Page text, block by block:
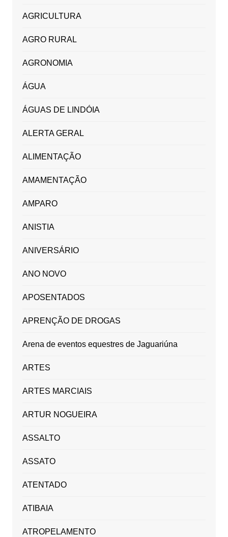
AGRICULTURA
AGRO RURAL
AGRONOMIA
ÁGUA
ÁGUAS DE LINDÓIA
ALERTA GERAL
ALIMENTAÇÃO
AMAMENTAÇÃO
AMPARO
ANISTIA
ANIVERSÁRIO
ANO NOVO
APOSENTADOS
APRENÇÃO DE DROGAS
Arena de eventos equestres de Jaguariúna
ARTES
ARTES MARCIAIS
ARTUR NOGUEIRA
ASSALTO
ASSATO
ATENTADO
ATIBAIA
ATROPELAMENTO